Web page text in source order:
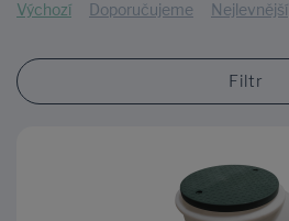
Výchozí Doporučujeme Nejlevnější
Filtr